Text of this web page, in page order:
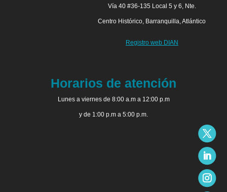
Vía 40 #36-135 Local 5 y 6, Nte.
Centro Histórico, Barranquilla, Atlántico
Registro web DIAN
Horarios de atención
Lunes a viernes de 8:00 a.m a 12:00 p.m
y de 1:00 p.m a 5:00 p.m.